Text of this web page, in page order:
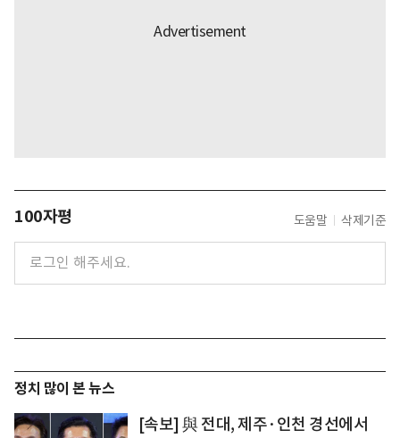
100자평 도움말 삭제기준
정치 많이 본 뉴스
[속보] 與 전대, 제주·인천 경선에서